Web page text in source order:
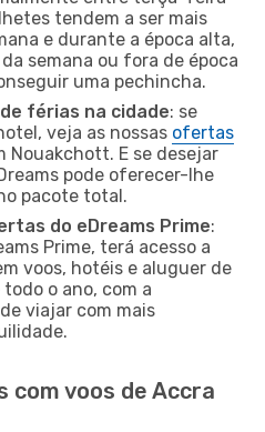
tendem a ser mais
e durante a época alta,
semana ou fora de época
uma pechincha.
férias na cidade: se
veja as nossas ofertas
Nouakchott. E se desejar
pode oferecer-lhe
pacote total.
do eDreams Prime:
Prime, terá acesso a
voos, hotéis e aluguer de
o ano, com a
viajar com mais
com voos de Accra